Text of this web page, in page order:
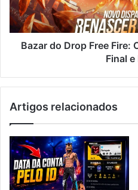
conseguir
Disparo
Final
Bazar do Drop Free Fire:
Final
Artigos relacionados